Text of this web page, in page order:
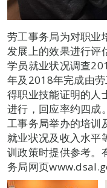
劳工事务局为对职业
发展上的效果进行评
学员就业状况调查
年及2018年完成由
得职业技能证明的人
进行，回应率约四成
工事务局举办的培训
就业状况及收入水平
训政策时提供参考。
务局网页